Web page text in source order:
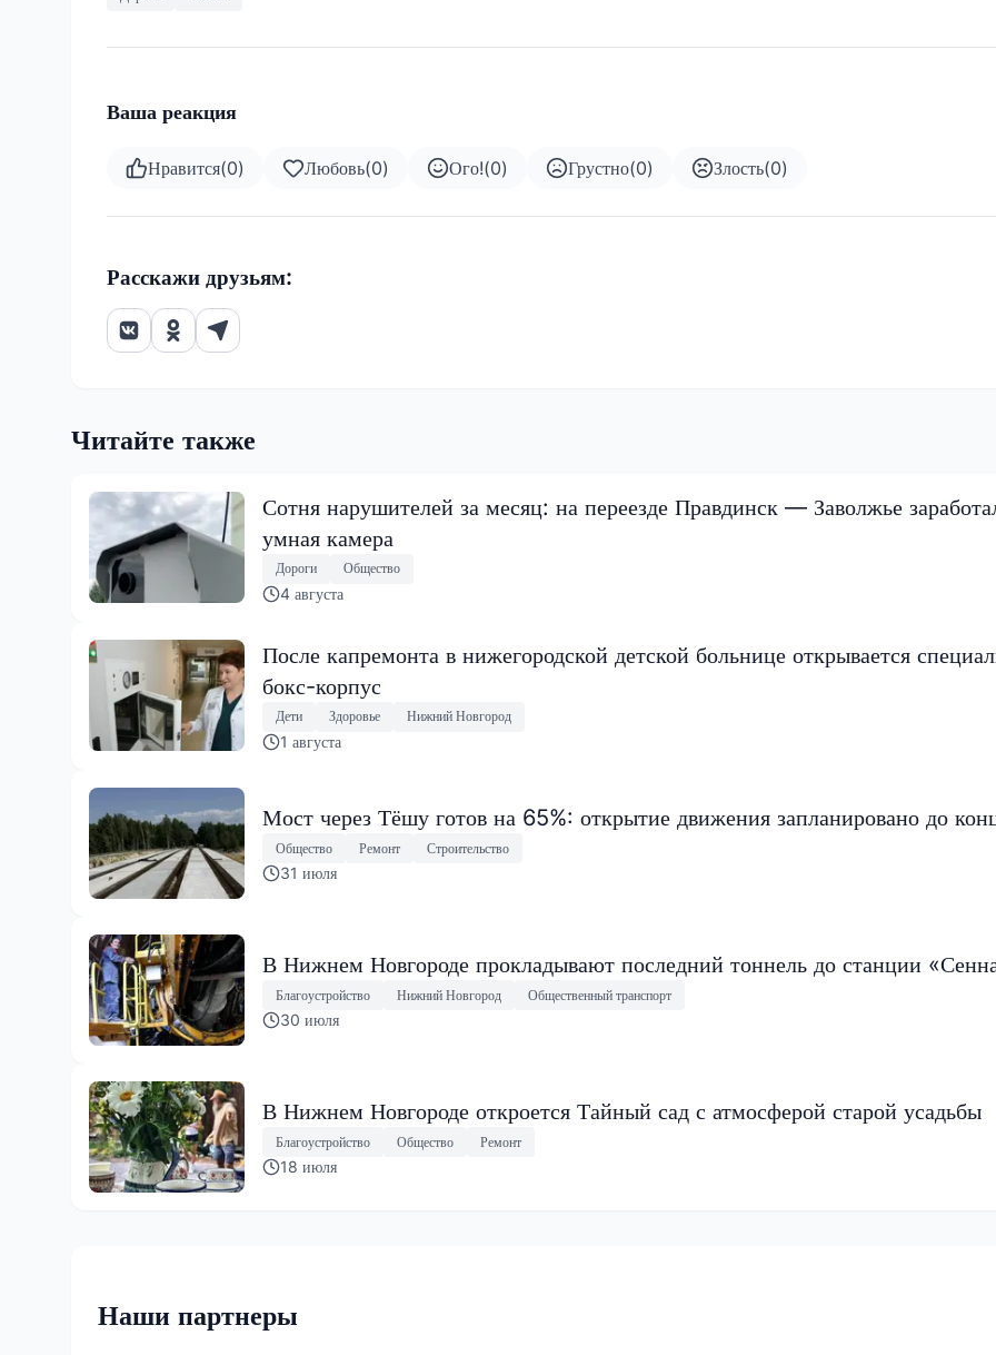
Ваша реакция
Нравится(0) Любовь(0) Ого!(0) Грустно(0) Злость(0)
Расскажи друзьям:
Читайте также
Сотня нарушителей за месяц: на переезде Правдинск — Заволжье
умная камера
Дороги Общество
4 августа
После капремонта в нижегородской детской больнице открывается
бокс-корпус
Дети Здоровье Нижний Новгород
1 августа
Мост через Тёшу готов на 65%: открытие движения запланировано до
Общество Ремонт Строительство
31 июля
В Нижнем Новгороде прокладывают последний тоннель до станции
Благоустройство Нижний Новгород Общественный транспорт
30 июля
В Нижнем Новгороде откроется Тайный сад с атмосферой старой усадьбы
Благоустройство Общество Ремонт
18 июля
Наши партнеры